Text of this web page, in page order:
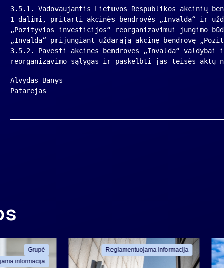
3.5.1. Vadovaujantis Lietuvos Respublikos akcinių
1 dalimi, pritarti akcinės bendrovės „Invalda“ ir
„Pozityvios investicijos“ reorganizavimui jungimo
„Invalda“ prijungiant uždarąją akcinę bendrovę
3.5.2. Pavesti akcinės bendrovės „Invalda“ valdybai
reorganizavimo sąlygas ir paskelbti jas teisės aktų
Alvydas Banys
Patarėjas
Grupė
informacija
Reglamentuojama informacija